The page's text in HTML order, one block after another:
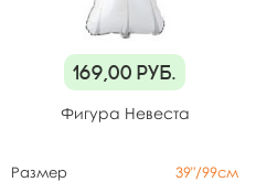
169,00 руб.
Фигура Невеста
Размер 39"/99см